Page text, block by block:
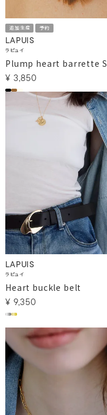
追加生産 予約
LAPUIS
ラピュイ
Plump heart barrette S
¥ 3,850
LAPUIS
ラピュイ
Heart buckle belt
¥ 9,350